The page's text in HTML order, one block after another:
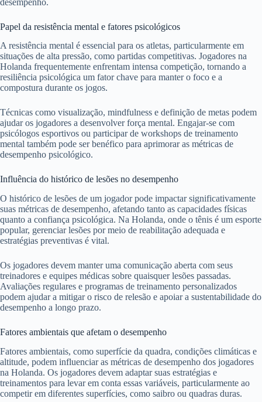
Papel da resistência mental e fatores psicológicos
A resistência mental é essencial para os atletas, particularmente em
situações de alta pressão, como partidas competitivas. Jogadores na
Holanda frequentemente enfrentam intensa competição, tornando a
resiliência psicológica um fator chave para manter o foco e a
compostura durante os jogos.
Técnicas como visualização, mindfulness e definição de metas podem
ajudar os jogadores a desenvolver força mental. Engajar-se com
psicólogos esportivos ou participar de workshops de treinamento
mental também pode ser benéfico para aprimorar as métricas de
desempenho psicológico.
Influência do histórico de lesões no desempenho
O histórico de lesões de um jogador pode impactar significativamente
suas métricas de desempenho, afetando tanto as capacidades físicas
quanto a confiança psicológica. Na Holanda, onde o tênis é um esporte
popular, gerenciar lesões por meio de reabilitação adequada e
estratégias preventivas é vital.
Os jogadores devem manter uma comunicação aberta com seus
treinadores e equipes médicas sobre quaisquer lesões passadas.
Avaliações regulares e programas de treinamento personalizados
podem ajudar a mitigar o risco de relesão e apoiar a sustentabilidade do
desempenho a longo prazo.
Fatores ambientais que afetam o desempenho
Fatores ambientais, como superfície da quadra, condições climáticas e
altitude, podem influenciar as métricas de desempenho dos jogadores
na Holanda. Os jogadores devem adaptar suas estratégias e
treinamentos para levar em conta essas variáveis, particularmente ao
competir em diferentes superfícies, como saibro ou quadras duras.